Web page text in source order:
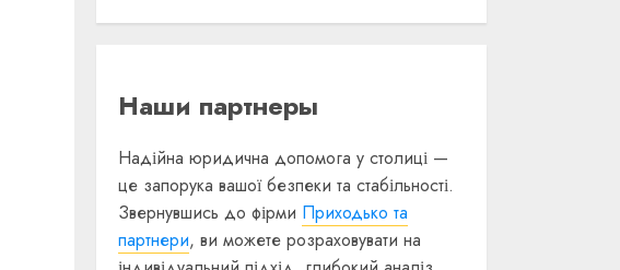
Наши партнеры
Надійна юридична допомога у столиці —
це запорука вашої безпеки та стабільності.
Звернувшись до фірми Приходько та
партнери, ви можете розраховувати на